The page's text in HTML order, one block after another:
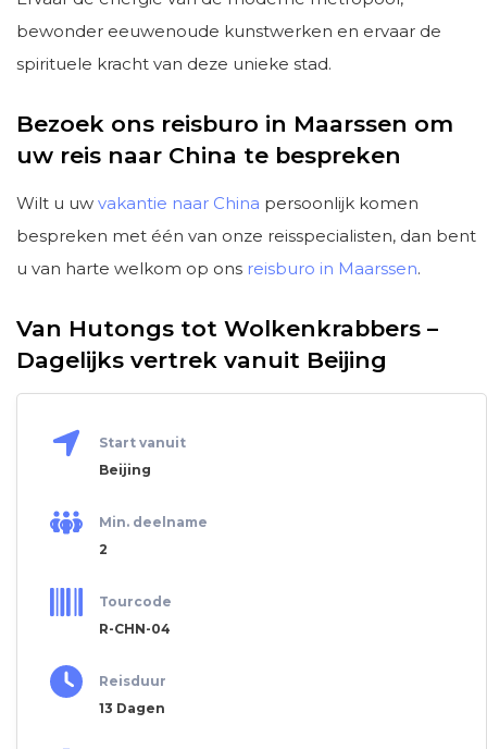
bewonder eeuwenoude kunstwerken en ervaar de
spirituele kracht van deze unieke stad.
Bezoek ons reisburo in Maarssen om
uw reis naar China te bespreken
Wilt u uw vakantie naar China persoonlijk komen
bespreken met één van onze reisspecialisten, dan bent
u van harte welkom op ons reisburo in Maarssen.
Van Hutongs tot Wolkenkrabbers –
Dagelijks vertrek vanuit Beijing
Start vanuit
Beijing
Min. deelname
2
Tourcode
R-CHN-04
Reisduur
13 Dagen